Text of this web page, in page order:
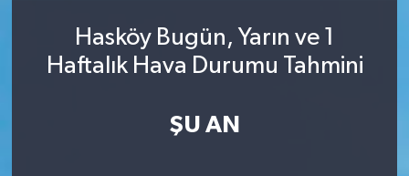
Hasköy Bugün, Yarın ve 1
Haftalık Hava Durumu Tahmini
ŞU AN
Son Dakika Haberleri